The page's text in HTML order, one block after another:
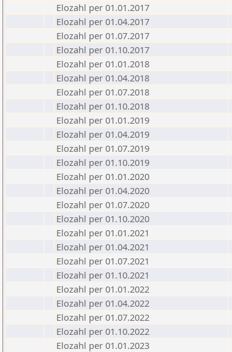
Elozahl per 01.01.2017
Elozahl per 01.04.2017
Elozahl per 01.07.2017
Elozahl per 01.10.2017
Elozahl per 01.01.2018
Elozahl per 01.04.2018
Elozahl per 01.07.2018
Elozahl per 01.10.2018
Elozahl per 01.01.2019
Elozahl per 01.04.2019
Elozahl per 01.07.2019
Elozahl per 01.10.2019
Elozahl per 01.01.2020
Elozahl per 01.04.2020
Elozahl per 01.07.2020
Elozahl per 01.10.2020
Elozahl per 01.01.2021
Elozahl per 01.04.2021
Elozahl per 01.07.2021
Elozahl per 01.10.2021
Elozahl per 01.01.2022
Elozahl per 01.04.2022
Elozahl per 01.07.2022
Elozahl per 01.10.2022
Elozahl per 01.01.2023